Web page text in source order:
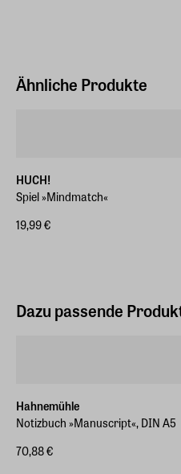
Ähnliche Produkte
HUCH!
Spiel »Mindmatch«
19,99 €
Dazu passende
Hahnemühle
Notizbuch »Manuscript«, DIN A5
70,88 €